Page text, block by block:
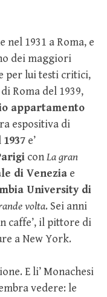
nel 1931 a Roma, e
dei maggiori
per lui testi critici,
Roma del 1939,
appartamento
espositiva di
1937 e’
conLa gran
di Venezia e
University di
volta. Sei anni
caffe’, il pittore di
a New York.
E li’ Monachesi
vedere: le